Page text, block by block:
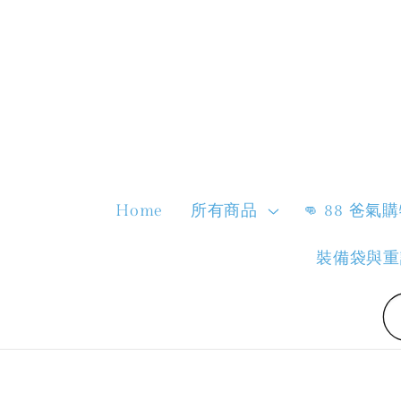
Home 所有商品 👊 88 爸氣
裝備袋與